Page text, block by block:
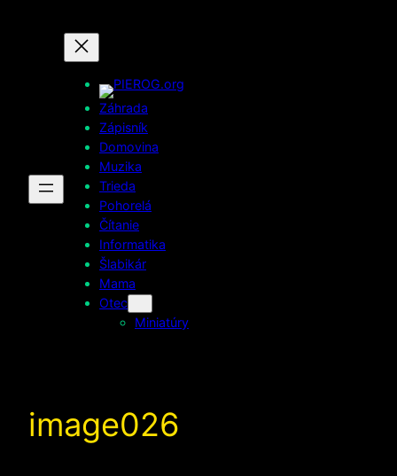
Záhrada
Zápisník
Domovina
Muzika
Trieda
Pohorelá
Čítanie
Informatika
Šlabikár
Mama
Otec
Miniatúry
image026